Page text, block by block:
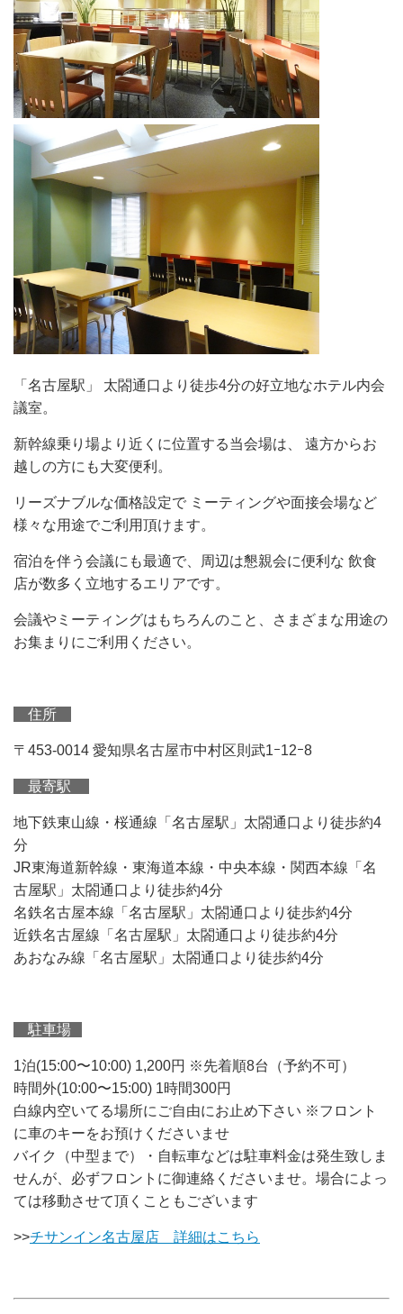
「名古屋駅」 太閤通口より徒歩4分の好立地なホテル内会
議室。
新幹線乗り場より近くに位置する当会場は、 遠方からお
越しの方にも大変便利。
リーズナブルな価格設定で ミーティングや面接会場など
様々な用途でご利用頂けます。
宿泊を伴う会議にも最適で、周辺は懇親会に便利な 飲食
店が数多く立地するエリアです。
会議やミーティングはもちろんのこと、さまざまな用途の
お集まりにご利用ください。
住所
〒453-0014 愛知県名古屋市中村区則武1ｰ12ｰ8
最寄駅
地下鉄東山線・桜通線「名古屋駅」太閤通口より徒歩約4
分
JR東海道新幹線・東海道本線・中央本線・関西本線「名
古屋駅」太閤通口より徒歩約4分
名鉄名古屋本線「名古屋駅」太閤通口より徒歩約4分
近鉄名古屋線「名古屋駅」太閤通口より徒歩約4分
あおなみ線「名古屋駅」太閤通口より徒歩約4分
駐車場
1泊(15:00〜10:00) 1,200円 ※先着順8台（予約不可）
時間外(10:00〜15:00) 1時間300円
白線内空いてる場所にご自由にお止め下さい ※フロント
に車のキーをお預けくださいませ
バイク（中型まで）・自転車などは駐車料金は発生致しま
せんが、必ずフロントに御連絡くださいませ。場合によっ
ては移動させて頂くこともございます
>>チサンイン名古屋店 詳細はこちら